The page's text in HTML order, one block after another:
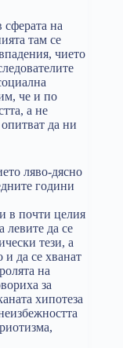
на
там се
чието
че и по
а не
да ни
ляво-дясно
години
в почти целия
левите да се
тези, а
и да се хванат
на
за
хипотеза